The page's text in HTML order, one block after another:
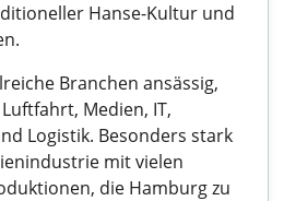
Hanse-Kultur und
Branchen ansässig,
Medien, IT,
Logistik. Besonders stark
mit vielen
die Hamburg zu